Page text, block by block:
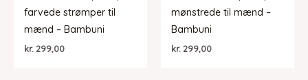
farvede strømper til
mænd – Bambuni
kr. 299,00
mønstrede til mænd –
Bambuni
kr. 299,00